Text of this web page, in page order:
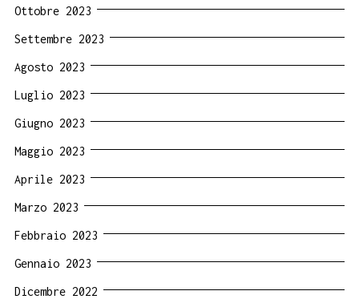
Ottobre 2023
Settembre 2023
Agosto 2023
Luglio 2023
Giugno 2023
Maggio 2023
Aprile 2023
Marzo 2023
Febbraio 2023
Gennaio 2023
Dicembre 2022